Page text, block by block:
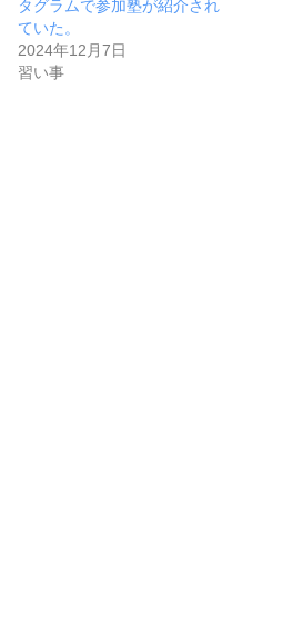
タグラムで参加塾が紹介され
ていた。
2024年12月7日
習い事